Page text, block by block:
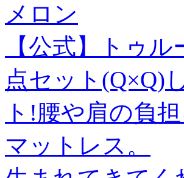
メロン
【公式】トゥ
点セット(Q×Q)
ト!腰や肩の負
マットレス。